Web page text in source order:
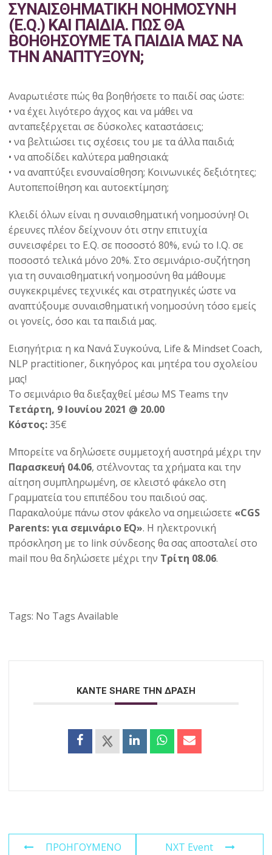
ΣΥΝΑΙΣΘΗΜΑΤΙΚΗ ΝΟΗΜΟΣΥΝΗ
(E.Q.) ΚΑΙ ΠΑΙΔΙΑ. ΠΩΣ ΘΑ
ΒΟΗΘΗΣΟΥΜΕ ΤΑ ΠΑΙΔΙΑ ΜΑΣ ΝΑ
ΤΗΝ ΑΝΑΠΤΥΞΟΥΝ;
Αναρωτιέστε πώς θα βοηθήσετε το παιδί σας ώστε:
• να έχει λιγότερο άγχος και να μάθει να
ανταπεξέρχεται σε δύσκολες καταστάσεις;
• να βελτιώσει τις σχέσεις του με τα άλλα παιδιά;
• να αποδίδει καλύτερα μαθησιακά;
• να αναπτύξει ενσυναίσθηση; Κοινωνικές δεξιότητες;
Αυτοπεποίθηση και αυτοεκτίμηση;
Κλειδί όλων είναι η συναισθηματική νοημοσύνη! Οι
έρευνες πλέον δείχνουν ότι στην επιτυχία
συνεισφέρει το E.Q. σε ποσοστό 80%, ενώ το I.Q. σε
ποσοστό τελικά μόνο 20%. Στο σεμινάριο-συζήτηση
για τη συναισθηματική νοημοσύνη θα μάθουμε
συγκεκριμένες τεχνικές και στρατηγικές ώστε να
αναπτύξουμε συναισθηματική νοημοσύνη τόσο εμείς
οι γονείς, όσο και τα παιδιά μας.
Εισηγήτρια: η κα Νανά Συγκούνα, Life & Mindset Coach,
NLP practitioner, δικηγόρος και μητέρα του σχολείου
μας!
Το σεμινάριο θα διεξαχθεί μέσω MS Teams την
Τετάρτη, 9 Ιουνίου 2021 @ 20.00
Κόστος:35€
Μπορείτε να δηλώσετε συμμετοχή αυστηρά μέχρι την
Παρασκευή 04.06, στέλνοντας τα χρήματα και την
αίτηση συμπληρωμένη, σε κλειστό φάκελο στη
Γραμματεία του επιπέδου του παιδιού σας.
Παρακαλούμε πάνω στον φάκελο να σημειώσετε «CGS
Parents: για σεμινάριο EQ». Η ηλεκτρονική
πρόσκληση με το link σύνδεσης θα σας αποσταλεί στο
mail που θα δηλώσετε μέχρι την Τρίτη 08.06.
Tags: No Tags Available
ΚΑΝΤΕ SHARE ΤΗΝ ΔΡΑΣΗ
ΠΡΟΗΓΟΥΜΕΝΟ NXT Event